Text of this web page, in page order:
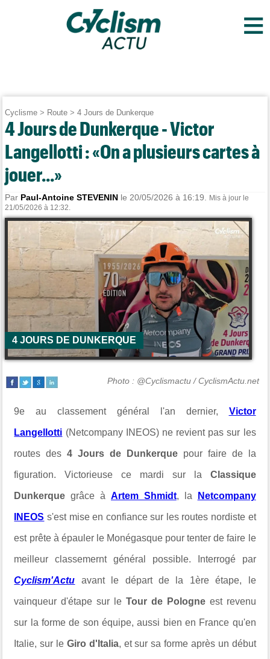
≡
Cyclisme > Route >4 Jours de Dunkerque
4 Jours de Dunkerque - Victor
Langellotti : «On a plusieurs cartes à
jouer...»
Par Paul-Antoine STEVENIN le 20/05/2026 à 16:19.
Mis à jour le
21/05/2026 à 12:32.
4 JOURS DE DUNKERQUE
Photo : @Cyclismactu / CyclismActu.net
9e au classement général l'an dernier, Victor
Langellotti (Netcompany INEOS) ne revient pas sur les
routes des4 Jours de Dunkerque pour faire de la
figuration. Victorieuse ce mardi sur la Classique
Dunkerquegrâce àArtem Shmidt, la Netcompany
INEOS s'est mise en confiance sur les routes nordiste et
est prête à épauler le Monégasque pour tenter de faire le
meilleur classemernt général possible. Interrogé par
Cyclism'Actu avant le départ de la 1ère étape, le
vainqueur d'étape sur le Tour de Pologne est revenu
sur la forme de son équipe, aussi bien en France qu'en
Italie, sur le Giro d'Italia, et sur sa forme après un début